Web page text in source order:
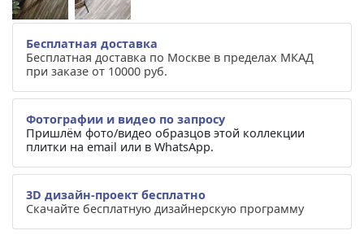
Бесплатная доставка
Бесплатная доставка по Москве в пределах МКАД
при заказе от 10000 руб.
Фотографии и видео по запросу
Пришлём фото/видео образцов этой коллекции
плитки на email или в WhatsApp.
3D дизайн-проект бесплатно
Скачайте бесплатную дизайнерскую программу